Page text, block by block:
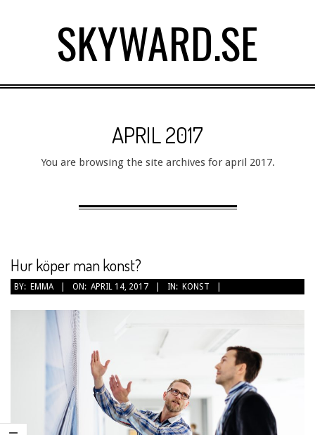
SKYWARD.SE
Primary
APRIL 2017
You are browsing the site archives for april 2017.
Hur köper man konst?
2017-
BY: EMMA ON: APRIL 14, 2017 IN: KONST